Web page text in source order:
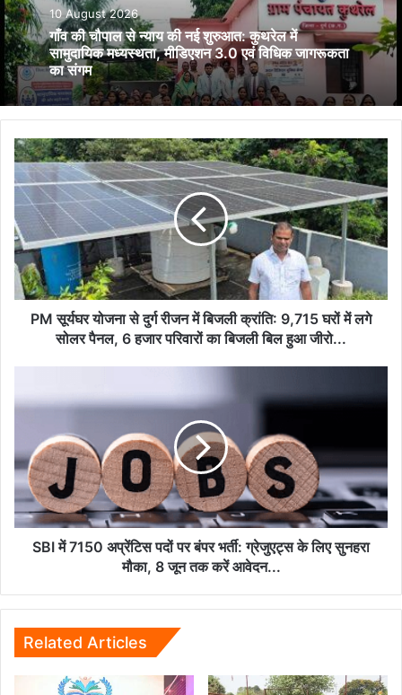
10 August 2026
गाँव की चौपाल से न्याय की नई शुरुआत: कुथरेल में
सामुदायिक मध्यस्थता, मीडिएशन 3.0 एवं विधिक जागरूकता
का संगम
PM
सूर्यघर
योजना
से
दुर्ग
रीजन
में
बिजली
क्रांति:
9,715
पैनल,
हजार
परिवारों
का
बिजली
बिल
PM सूर्यघर योजना से दुर्ग रीजन में बिजली क्रांति: 9,715 घरों में लगे
सोलर पैनल, 6 हजार परिवारों का बिजली बिल हुआ जीरो...
पर
बंपर
भर्ती:
ग्रेजुएट्स
जून
तक
करें
SBI में 7150 अप्रेंटिस पदों पर बंपर भर्ती: ग्रेजुएट्स के लिए सुनहरा
मौका, 8 जून तक करें आवेदन...
Related Articles